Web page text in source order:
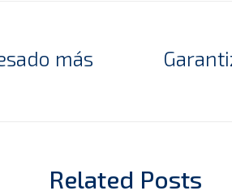
más
Publicación
Related Posts